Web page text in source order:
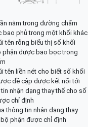
nằm trong đường chấm
bao phủ trong một khối khác
tên rỗng biểu thị số khối
phận được bao bọc trong
tên liền nét cho biết số khối
đề cập được kết nối tới
tin nhận dạng thay thế cho số
chỉ định
thông tin nhận dạng thay
phận được chỉ định